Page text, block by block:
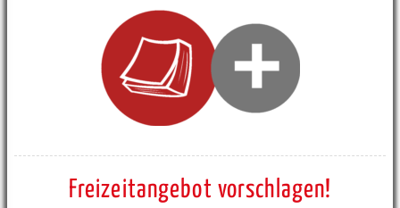
Freizeitangebot vorschlagen!